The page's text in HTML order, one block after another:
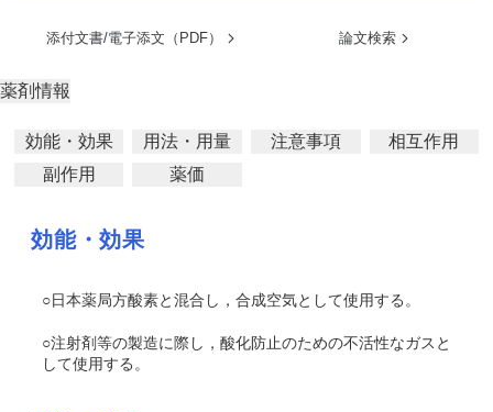
添付文書/電子添文（PDF） 論文検索
薬剤情報
効能・効果 用法・用量 注意事項
相互作用
副作用
薬価
効能・効果
○日本薬局方酸素と混合し，合成空気として使用する。
○注射剤等の製造に際し，酸化防止のための不活性なガスと
して使用する。